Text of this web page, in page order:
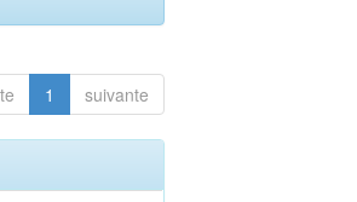
1 suivante